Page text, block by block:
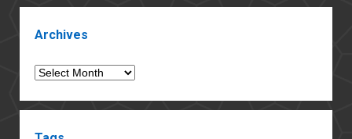
Archives
Archives